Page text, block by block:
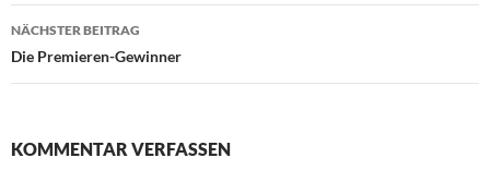
NÄCHSTER BEITRAG
Die Premieren-Gewinner
KOMMENTAR VERFASSEN